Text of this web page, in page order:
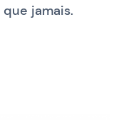
jamais.